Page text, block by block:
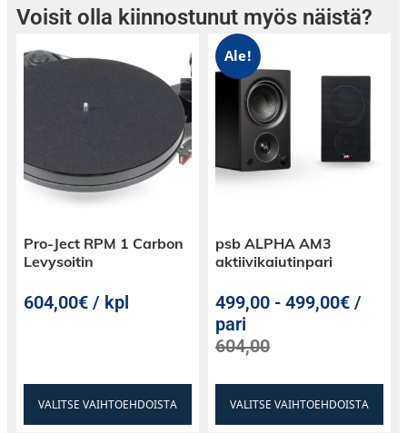
Voisit olla kiinnostunut myös näistä?
Pro-Ject RPM 1 Carbon
Levysoitin
604,00€ / kpl
VALITSE VAIHTOEHDOISTA
Ale!
psb ALPHA AM3
aktiivikaiutinpari
499,00 -499,00€ /
pari
604,00
VALITSE VAIHTOEHDOISTA